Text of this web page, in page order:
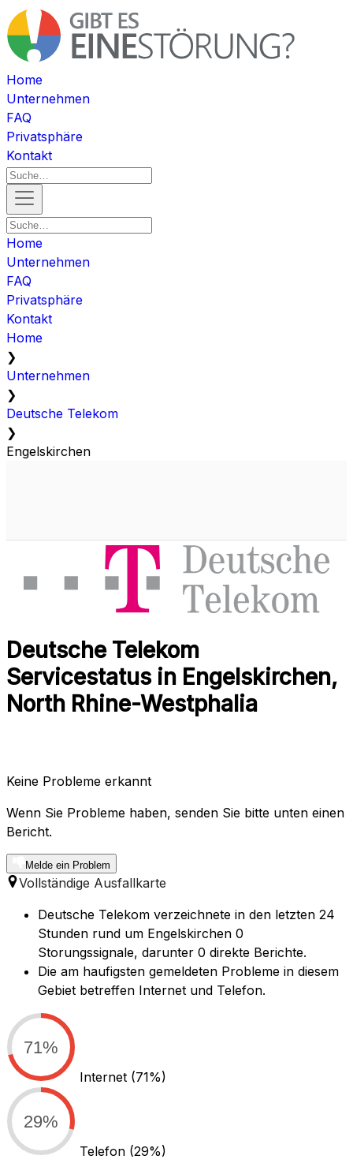
Home
Unternehmen
FAQ
Privatsphäre
Kontakt
Home
Unternehmen
FAQ
Privatsphäre
Kontakt
Home
❯
Unternehmen
❯
Deutsche Telekom
❯
Engelskirchen
Deutsche Telekom
Servicestatus in Engelskirchen,
North Rhine-Westphalia
Keine Probleme erkannt
Wenn Sie Probleme haben, senden Sie bitte unten einen
Bericht.
Melde ein Problem
Vollständige Ausfallkarte
Deutsche Telekom verzeichnete in den letzten 24
Stunden rund um Engelskirchen 0
Storungssignale, darunter 0 direkte Berichte.
Die am haufigsten gemeldeten Probleme in diesem
Gebiet betreffen Internet und Telefon.
71%
Internet (71%)
29%
Telefon (29%)